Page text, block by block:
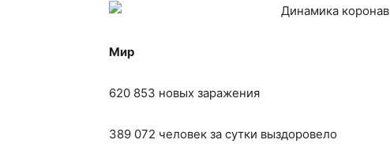
Мир
620 853 новых заражения
389 072 человек за сутки выздоровело